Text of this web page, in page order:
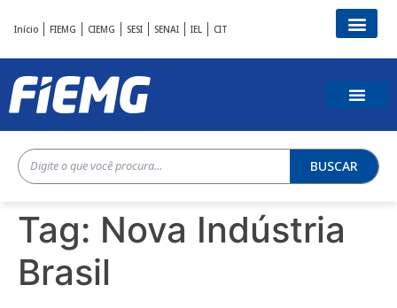
Início FIEMG CIEMG SESI SENAI IEL CIT
BUSCAR
Tag: Nova Indústria
Brasil